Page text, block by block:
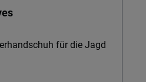
für die Jagd